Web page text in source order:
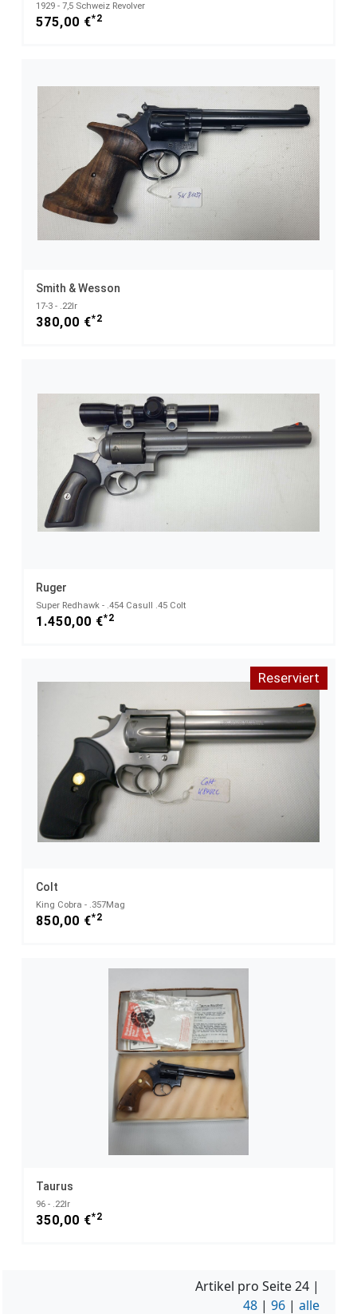
1929 - 7,5 Schweiz Revolver
575,00 €*2
Smith & Wesson
17-3 - .22lr
380,00 €*2
Ruger
Super Redhawk - .454 Casull .45 Colt
1.450,00 €*2
Reserviert
Colt
King Cobra - .357Mag
850,00 €*2
Taurus
96 - .22lr
350,00 €*2
Artikel pro Seite24 |
48 | 96 | alle